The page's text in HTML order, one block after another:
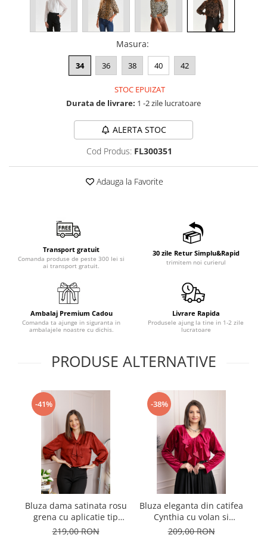
Masura:
34 36 38 40 42
STOC EPUIZAT
Durata de livrare: 1 -2 zile lucratoare
ALERTA STOC
Cod Produs: FL300351
Adauga la Favorite
Transport gratuit
Comanda produse de peste 300 lei si
ai transport gratuit.
30 zile Retur Simplu&Rapid
trimitem noi curierul
Ambalaj Premium Cadou
Comanda ta ajunge in siguranta in
ambalajele noastre cu dichis.
Livrare Rapida
Produsele ajung la tine in 1-2 zile
lucratoare
PRODUSE ALTERNATIVE
-41%
Bluza dama satinata rosu
grena cu aplicatie tip
cravata Yvonne
219,00 RON
-38%
Bluza eleganta din catifea
Cynthia cu volan si
sclipici discret - Visiniu
209,00 RON